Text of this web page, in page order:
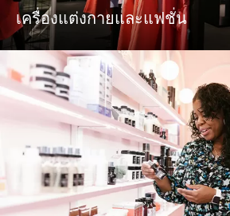
เครื่องแต่งกายและแฟชั่น